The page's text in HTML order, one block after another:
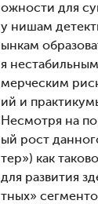
ожности для
у нишам
ынкам
я
мерческим
ий и
Несмотря на
ый рост
тер») как
для развития
тных»